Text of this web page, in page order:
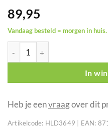
89,95
Vandaag besteld = morgen in huis.
DAP Green Cell AGM 12 V
In
Heb je eenvraagover dit
Artikelcode: HLD3649 EAN: